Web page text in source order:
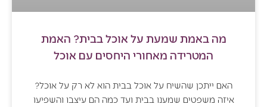
מה באמת שמעת על אוכל בבית? האמת
המטרידה מאחורי היחסים עם אוכל
האם ייתכן שהשיח על אוכל בבית הוא לא רק על אוכל?
איזה משפטים שמענו בבית ועד כמה הם עיצבו והשפיעו